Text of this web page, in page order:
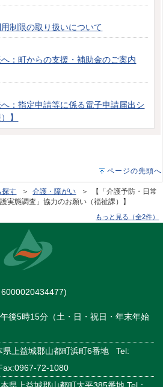
制限の取り扱いについて
へ：町からの支援・補助金のご案内
へ：指定申請等に係る電子申請届出シ
】
ページの先頭へ
探す ＞介護・障がい ＞ 【「介護予防・日常
実態調査」協力のお願い（福祉課）】
もっと見る（全2件）
後5時15分（土・日・祝日・年末年始
益城郡山都町浜町6番地 Tel:
72-1080
県上益城郡山都町大平385番地 Tel：